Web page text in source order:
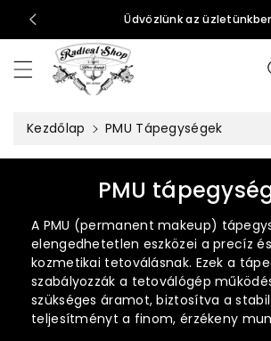
al
m
15:00 Üdvözlünk az
Kezdőlap PMU Tápegységek
K
l
l
e
k
PMU
A PMU (permanent makeup)
elengedhetetlen eszközei a precíz
kozmetikai tetoválásnak. Ezek a
szabályozzák a tetoválógép
szükséges áramot, biztosítva a
teljesítményt a finom, érzékeny